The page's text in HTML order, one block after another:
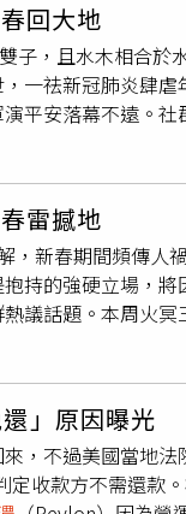
金星相位佳，牡羊
有伴侶的牡羊，
多，但有守護星吉
官晉爵有增。感
通協調隨著火土
三千只取一瓢。
功名，訂下目標，
平波任醉眠。 獅
於能心寬不悵。舊
露華濃。 處女座 沉
治國，由於土火
來繁花似錦開低走
相合，打動強勢
。天蠍如遊歷天外
悲後大喜隨至，加
下執著，運勢翻
可期。感情是眾
回大地
子，且水木相合於
一祛新冠肺炎肆
平安落幕不遠。
海漸入合相，心
和粉紅經濟產業
而有獲，休管職場
牡羊是逆襲上位
命宮，忙裡務必
座起手便先發制
出差旅行，終迎
風，巨蟹本周事業
感情是對影成三人
關係宮合相，謀事
感情是解開心底千
大增，健康或是
雷撼地
，新春期間頻傳人
持的強硬立場，
議話題。本周火
浪，定型地緣政
黑天鵝掀起股匯
職場新風向，暫時
遇兵，有理難明。
切飲水自知。團
」原因曝光
，不過美國當地法
定收款方不需還款